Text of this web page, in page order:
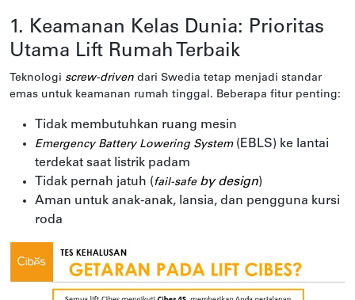
1. Keamanan Kelas Dunia: Prioritas
Utama Lift Rumah Terbaik
Teknologi screw-driven dari Swedia tetap menjadi standar
emas untuk keamanan rumah tinggal. Beberapa fitur penting:
Tidak membutuhkan ruang mesin
Emergency Battery Lowering System(EBLS) ke lantai
terdekat saat listrik padam
Tidak pernah jatuh (fail-safeby design)
Aman untuk anak-anak, lansia, dan pengguna kursi
roda